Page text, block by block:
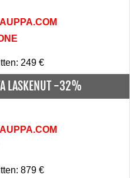
249 €
LASKENUT -32%
879 €